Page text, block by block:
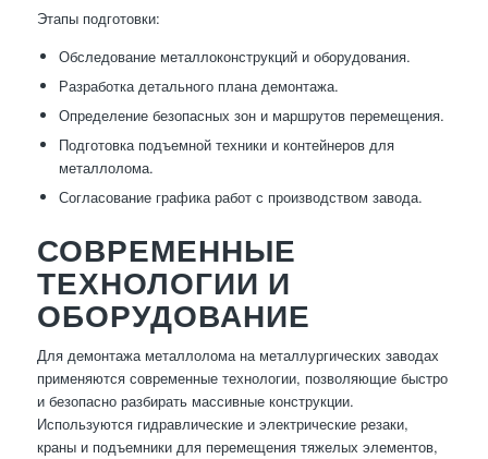
Этапы подготовки:
Обследование металлоконструкций и оборудования.
Разработка детального плана демонтажа.
Определение безопасных зон и маршрутов перемещения.
Подготовка подъемной техники и контейнеров для
металлолома.
Согласование графика работ с производством завода.
СОВРЕМЕННЫЕ
ТЕХНОЛОГИИ И
ОБОРУДОВАНИЕ
Для демонтажа металлолома на металлургических заводах
применяются современные технологии, позволяющие быстро
и безопасно разбирать массивные конструкции.
Используются гидравлические и электрические резаки,
краны и подъемники для перемещения тяжелых элементов,